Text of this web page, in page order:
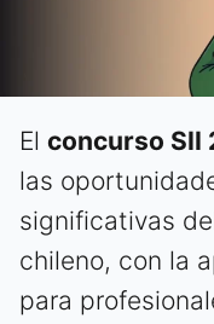
El concurso SII
las
significativas
chileno, con la
para